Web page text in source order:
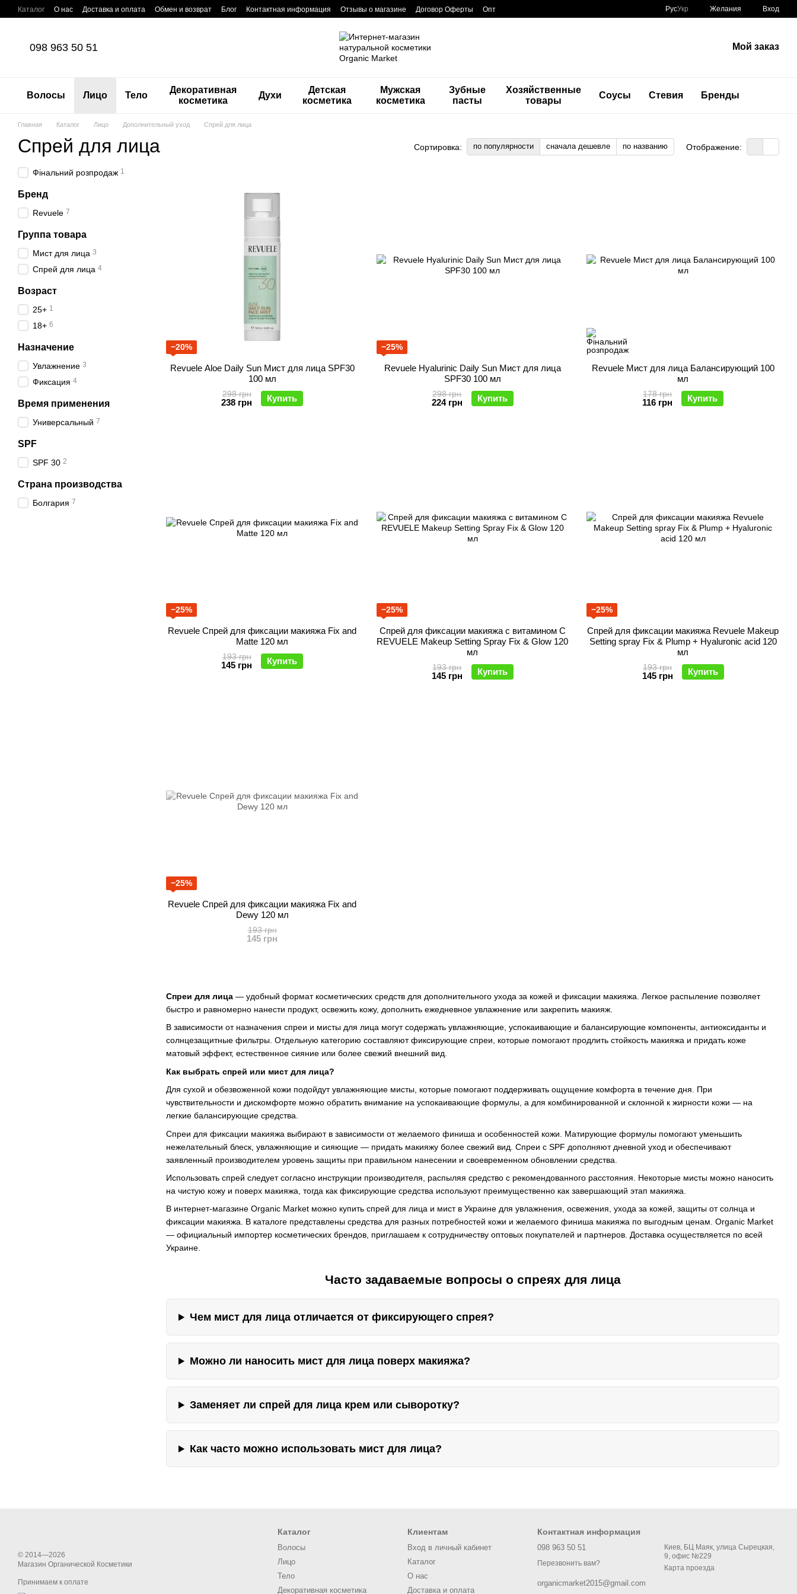
Перейти к основному контенту
Каталог О нас Доставка и оплата Обмен и возврат Блог Контактная информация Отзывы о магазине Договор Оферты Опт РусУкр Желания Вход
098 963 50 51 Мой заказ
Волосы Лицо Тело
Декоративная
косметика
Духи
Детская
косметика
Мужская
косметика
Зубные
пасты
Хозяйственные
товары
Соусы Стевия Бренды
Главная Каталог Лицо Дополнительный уход Спрей для лица
Спрей для лица Сортировка: по популярности сначала дешевле по названию Отображение:
Спреи для лица — удобный формат косметических средств для дополнительного ухода за кожей и фиксации макияжа. Легкое распыление позволяет
быстро и равномерно нанести продукт, освежить кожу, дополнить ежедневное увлажнение или закрепить макияж.
В зависимости от назначения спреи и мисты для лица могут содержать увлажняющие, успокаивающие и балансирующие компоненты, антиоксиданты и
солнцезащитные фильтры. Отдельную категорию составляют фиксирующие спреи, которые помогают продлить стойкость макияжа и придать коже
матовый эффект, естественное сияние или более свежий внешний вид.
Как выбрать спрей или мист для лица?
Для сухой и обезвоженной кожи подойдут увлажняющие мисты, которые помогают поддерживать ощущение комфорта в течение дня. При
чувствительности и дискомфорте можно обратить внимание на успокаивающие формулы, а для комбинированной и склонной к жирности кожи — на
легкие балансирующие средства.
Спреи для фиксации макияжа выбирают в зависимости от желаемого финиша и особенностей кожи. Матирующие формулы помогают уменьшить
нежелательный блеск, увлажняющие и сияющие — придать макияжу более свежий вид. Спреи с SPF дополняют дневной уход и обеспечивают
заявленный производителем уровень защиты при правильном нанесении и своевременном обновлении средства.
Использовать спрей следует согласно инструкции производителя, распыляя средство с рекомендованного расстояния. Некоторые мисты можно наносить
на чистую кожу и поверх макияжа, тогда как фиксирующие средства используют преимущественно как завершающий этап макияжа.
В интернет-магазине Organic Market можно купить спрей для лица и мист в Украине для увлажнения, освежения, ухода за кожей, защиты от солнца и
фиксации макияжа. В каталоге представлены средства для разных потребностей кожи и желаемого финиша макияжа по выгодным ценам. Organic Market
— официальный импортер косметических брендов, приглашаем к сотрудничеству оптовых покупателей и партнеров. Доставка осуществляется по всей
Украине.
Часто задаваемые вопросы о спреях для лица
Чем мист для лица отличается от фиксирующего спрея?
Можно ли наносить мист для лица поверх макияжа?
Заменяет ли спрей для лица крем или сыворотку?
Как часто можно использовать мист для лица?
−20%
Revuele Aloe Daily Sun Мист для лица SPF30
100 мл
298 грн
238 грн Купить
−25%
Revuele Hyalurinic Daily Sun Мист для лица
SPF30 100 мл
298 грн
224 грн Купить
Revuele Мист для лица Балансирующий 100
мл
178 грн
116 грн Купить
−25%
Revuele Спрей для фиксации макияжа Fix and
Matte 120 мл
193 грн
145 грн Купить
−25%
Спрей для фиксации макияжа с витамином C
REVUELE Makeup Setting Spray Fix & Glow 120
мл
193 грн
145 грн Купить
−25%
Спрей для фиксации макияжа Revuele Makeup
Setting spray Fix & Plump + Hyaluronic acid 120
мл
193 грн
145 грн Купить
−25%
Revuele Спрей для фиксации макияжа Fix and
Dewy 120 мл
193 грн
145 грн
Фінальний розпродаж 1
Бренд
Revuele 7
Группа товара
Мист для лица 3
Спрей для лица 4
Возраст
25+ 1
18+ 6
Назначение
Увлажнение 3
Фиксация 4
Время применения
Универсальный 7
SPF
SPF 30 2
Страна производства
Болгария 7
© 2014—2026
Магазин Органической Косметики
Принимаем к оплате
Каталог
Волосы
Лицо
Тело
Декоративная косметика
Клиентам
Вход в личный кабинет
Каталог
О нас
Доставка и оплата
Контактная информация
098 963 50 51
Перезвонить вам?
organicmarket2015@gmail.com
Киев, БЦ Маяк, улица Сырецкая,
9, офис №229
Карта проезда